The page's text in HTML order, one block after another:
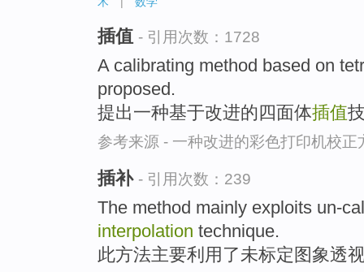
插值 - 引用次数：1728
A calibrating method based on
proposed.
提出一种基于改进的四面体插值
参考来源 - 一种改进的彩色打印机校正
插补 - 引用次数：239
The method mainly exploits un-
interpolation technique.
此方法主要利用了未标定图象透